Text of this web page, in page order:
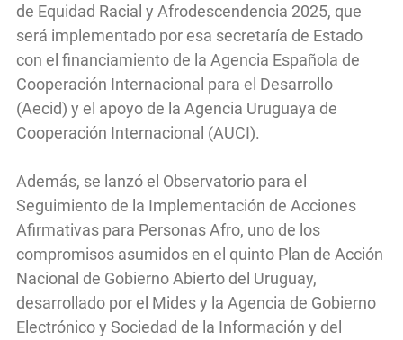
de Equidad Racial y Afrodescendencia 2025, que
será implementado por esa secretaría de Estado
con el financiamiento de la Agencia Española de
Cooperación Internacional para el Desarrollo
(Aecid) y el apoyo de la Agencia Uruguaya de
Cooperación Internacional (AUCI).
Además, se lanzó el Observatorio para el
Seguimiento de la Implementación de Acciones
Afirmativas para Personas Afro, uno de los
compromisos asumidos en el quinto Plan de Acción
Nacional de Gobierno Abierto del Uruguay,
desarrollado por el Mides y la Agencia de Gobierno
Electrónico y Sociedad de la Información y del